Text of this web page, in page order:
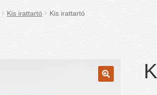
Kis irattartó Kis irattartó